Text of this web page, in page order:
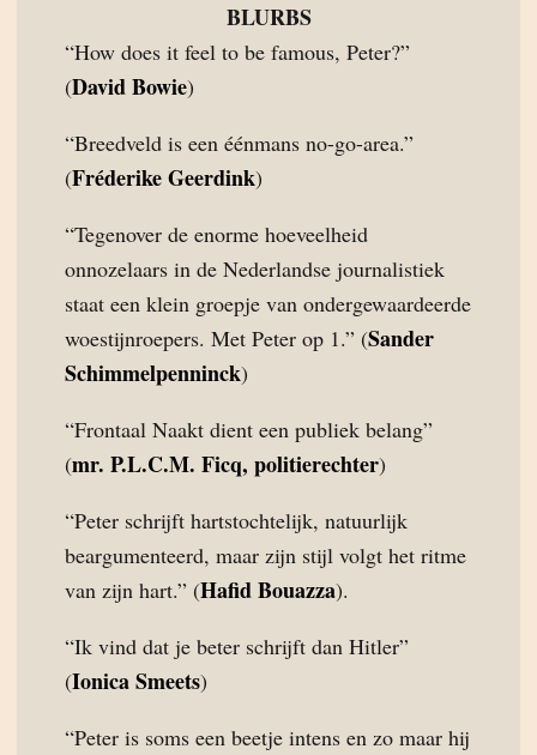
BLURBS
“How does it feel to be famous, Peter?”
(David Bowie)
“Breedveld is een éénmans no-go-area.”
(Fréderike Geerdink)
“Tegenover de enorme hoeveelheid
onnozelaars in de Nederlandse journalistiek
staat een klein groepje van ondergewaardeerde
woestijnroepers. Met Peter op 1.” (Sander
Schimmelpenninck)
“Frontaal Naakt dient een publiek belang”
(mr. P.L.C.M. Ficq, politierechter)
“Peter schrijft hartstochtelijk, natuurlijk
beargumenteerd, maar zijn stijl volgt het ritme
van zijn hart.” (Hafid Bouazza).
“Ik vind dat je beter schrijft dan Hitler”
(Ionica Smeets)
“Peter is soms een beetje intens en zo maar hij